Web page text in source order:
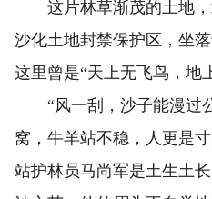
这片林草渐茂的土地，
沙化土地封禁保护区，坐
这里曾是“天上无飞鸟，地
“风一刮，沙子能漫过
窝，牛羊站不稳，人更是
站护林员马尚军是土生土